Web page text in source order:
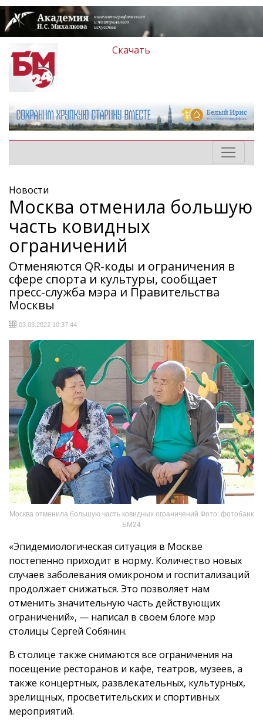
Скачать
Новости
Москва отменила большую
часть ковидных
ограничений
Отменяются QR-коды и ограничения в
сфере спорта и культуры, сообщает
пресс-служба мэра и Правительства
Москвы
03.03.2022 10:37:44
Москва отменила большую часть ковидных ограничений Фото: фотобанк
БМ24
«Эпидемиологическая ситуация в Москве
постепенно приходит в норму. Количество новых
случаев заболевания омикроном и госпитализаций
продолжает снижаться. Это позволяет нам
отменить значительную часть действующих
ограничений», — написал в своем блоге мэр
столицы Сергей Собянин.
В столице также снимаются все ограничения на
посещение ресторанов и кафе, театров, музеев, а
также концертных, развлекательных, культурных,
зрелищных, просветительских и спортивных
мероприятий.